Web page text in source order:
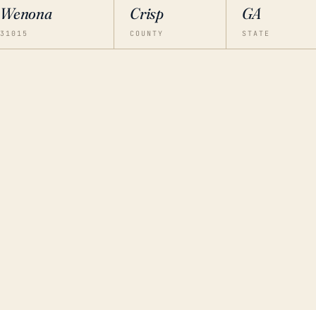
Wenona
31015
Crisp
COUNTY
GA
STATE